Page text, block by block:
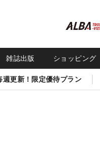
雑誌出版 ショッピング
週更新！限定優待プラン